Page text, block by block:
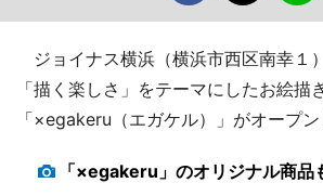
ジョイナス横浜（横浜市西区南幸１
「描く楽しさ」をテーマにしたお絵描
「×egakeru（エガケル）」がオープン
「×egakeru」のオリジナル商品